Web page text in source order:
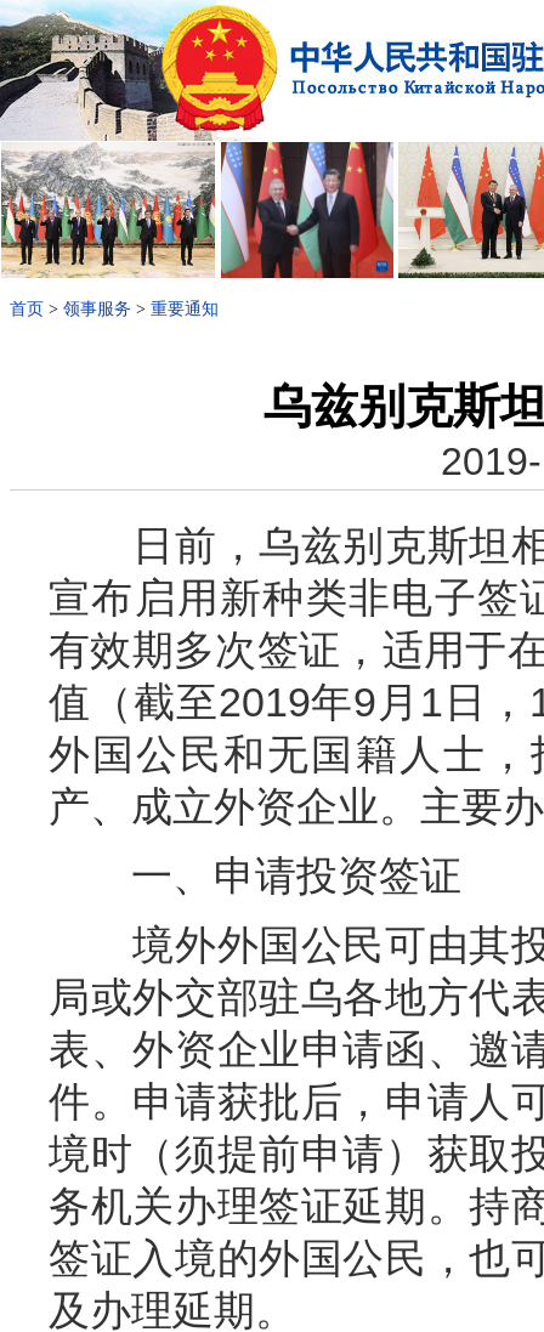
首页 > 领事服务 > 重要通知
乌兹别克斯
日前，乌兹别克斯坦相
宣布启用新种类非电子
有效期多次签证，适用于
值（截至2019年9月1日
外国公民和无国籍人士
产、成立外资企业。主要
一、申请投资签证
境外外国公民可由其投
局或外交部驻乌各地方代
表、外资企业申请函、邀
件。申请获批后，申请人
境时（须提前申请）获取
务机关办理签证延期。持
签证入境的外国公民，也
及办理延期。